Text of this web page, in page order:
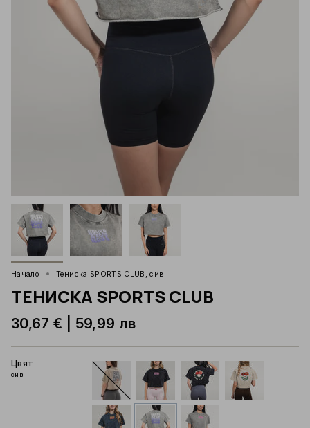
Начало Тениска SPORTS CLUB, сив
ТЕНИСКА SPORTS CLUB
30,67 € 59,99 лв
Цвят
сив
екрю черен черен